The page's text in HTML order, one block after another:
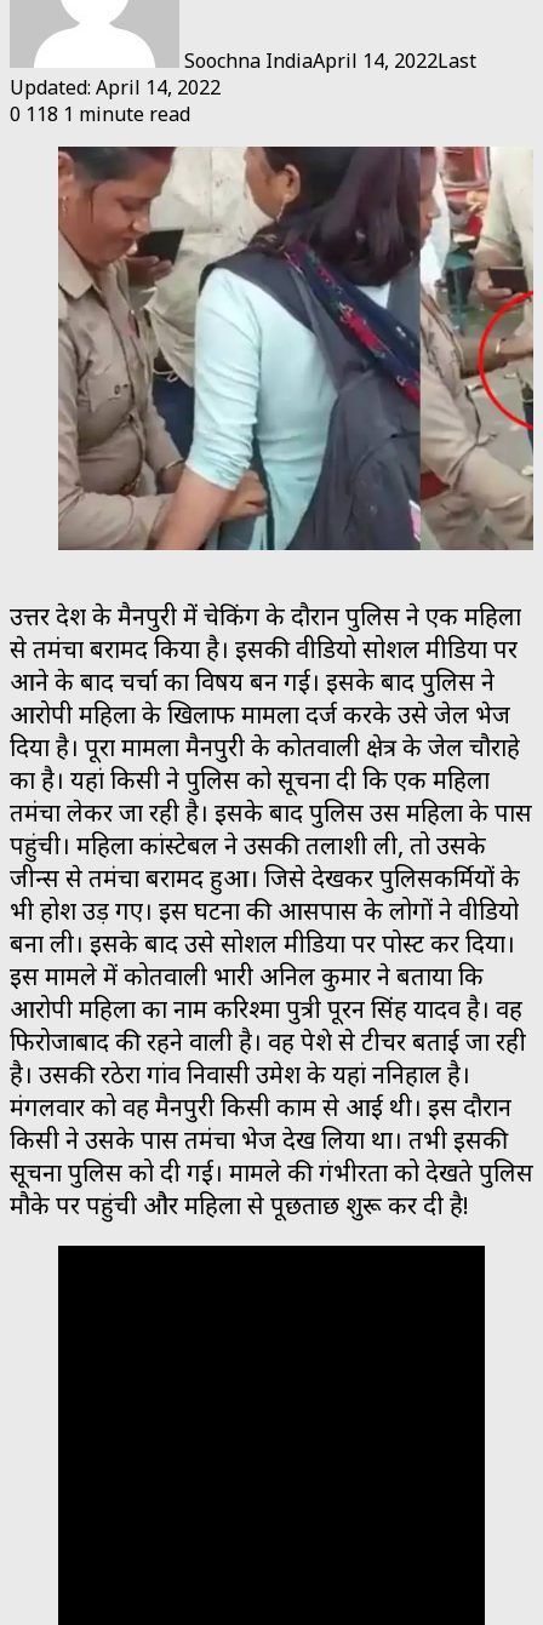
Soochna IndiaApril 14, 2022Last
Updated: April 14, 2022
0 118 1 minute read
उत्तर प्रदेश के मैनपुरी में चेकिंग के दौरान पुलिस ने एक महिला
से तमंचा बरामद किया है। इसकी वीडियो सोशल मीडिया पर
आने के बाद चर्चा का विषय बन गई। इसके बाद पुलिस ने
आरोपी महिला के खिलाफ मामला दर्ज करके उसे जेल भेज
दिया है। पूरा मामला मैनपुरी के कोतवाली क्षेत्र के जेल चौराहे
का है। यहां किसी ने पुलिस को सूचना दी कि एक महिला
तमंचा लेकर जा रही है। इसके बाद पुलिस उस महिला के पास
पहुंची। महिला कांस्टेबल ने उसकी तलाशी ली, तो उसके
जीन्स से तमंचा बरामद हुआ। जिसे देखकर पुलिसकर्मियों के
भी होश उड़ गए। इस घटना की आसपास के लोगों ने वीडियो
बना ली। इसके बाद उसे सोशल मीडिया पर पोस्ट कर दिया।
इस मामले में कोतवाली प्रभारी अनिल कुमार ने बताया कि
आरोपी महिला का नाम करिश्मा पुत्री पूरन सिंह यादव है। वह
फिरोजाबाद की रहने वाली है। वह पेशे से टीचर बताई जा रही
है। उसकी रठेरा गांव निवासी उमेश के यहां ननिहाल है।
मंगलवार को वह मैनपुरी किसी काम से आई थी। इस दौरान
किसी ने उसके पास तमंचा भेज देख लिया था। तभी इसकी
सूचना पुलिस को दी गई। मामले की गंभीरता को देखते पुलिस
मौके पर पहुंची और महिला से पूछताछ शुरू कर दी है!